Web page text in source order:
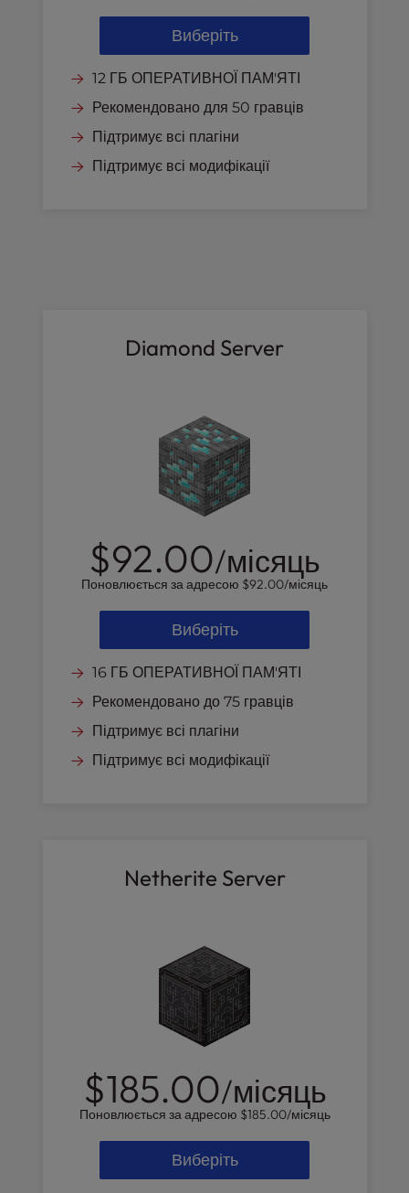
Виберіть
12 ГБ ОПЕРАТИВНОЇ ПАМ'ЯТІ
Рекомендовано для 50 гравців
Підтримує всі плагіни
Підтримує всі модифікації
Diamond Server
$92.00/місяць
Поновлюється за адресою $92.00/місяць
Виберіть
16 ГБ ОПЕРАТИВНОЇ ПАМ'ЯТІ
Рекомендовано до 75 гравців
Підтримує всі плагіни
Підтримує всі модифікації
Netherite Server
$185.00/місяць
Поновлюється за адресою $185.00/місяць
Виберіть